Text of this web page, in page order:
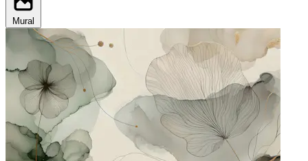
Mural